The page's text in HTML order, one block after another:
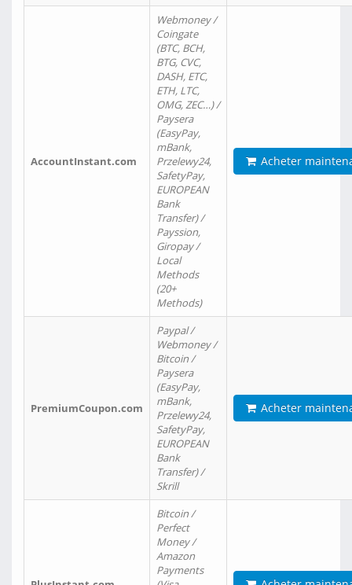
AccountInstant.com
Webmoney /
Coingate
(BTC, BCH,
BTG, CVC,
DASH, ETC,
ETH, LTC,
OMG, ZEC…) /
Paysera
(EasyPay,
mBank,
Przelewy24,
SafetyPay,
EUROPEAN
Bank
Transfer) /
Payssion,
Giropay /
Local
Methods
(20+
Methods)
Acheter
PremiumCoupon.com
Paypal /
Webmoney /
Bitcoin /
Paysera
(EasyPay,
mBank,
Przelewy24,
SafetyPay,
EUROPEAN
Bank
Transfer) /
Skrill
Acheter
Bitcoin /
Perfect
Money /
Amazon
Payments